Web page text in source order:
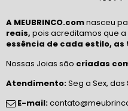
A MEUBRINCO.comnasceu
reais, pois acreditamos que a
essência de cada estilo,
Nossas Joias são criadas
Atendimento:Seg a Sex, das
E-mail: